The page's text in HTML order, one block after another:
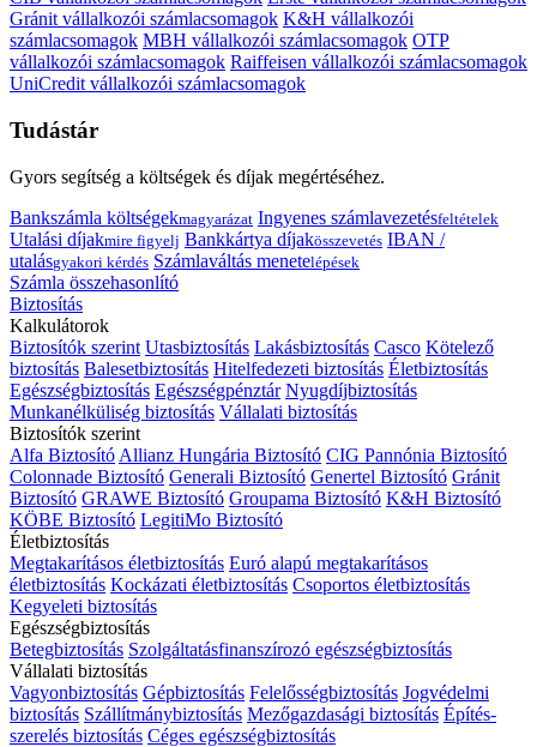
Gránit vállalkozói számlacsomagok K&H vállalkozói
számlacsomagok MBH vállalkozói számlacsomagok OTP
vállalkozói számlacsomagok Raiffeisen vállalkozói számlacsomagok
UniCredit vállalkozói számlacsomagok
Tudástár
Gyors segítség a költségek és díjak megértéséhez.
Bankszámla költségekmagyarázat Ingyenes számlavezetésfeltételek
Utalási díjakmire figyelj Bankkártya díjakösszevetés IBAN /
utalásgyakori kérdés Számlaváltás menetelépések
Számla összehasonlító
Biztosítás
Kalkulátorok
Biztosítók szerint Utasbiztosítás Lakásbiztosítás Casco Kötelező
biztosítás Balesetbiztosítás Hitelfedezeti biztosítás Életbiztosítás
Egészségbiztosítás Egészségpénztár Nyugdíjbiztosítás
Munkanélküliség biztosítás Vállalati biztosítás
Biztosítók szerint
Alfa Biztosító Allianz Hungária Biztosító CIG Pannónia Biztosító
Colonnade Biztosító Generali Biztosító Genertel Biztosító Gránit
Biztosító GRAWE Biztosító Groupama Biztosító K&H Biztosító
KÖBE Biztosító LegitiMo Biztosító
Életbiztosítás
Megtakarításos életbiztosítás Euró alapú megtakarításos
életbiztosítás Kockázati életbiztosítás Csoportos életbiztosítás
Kegyeleti biztosítás
Egészségbiztosítás
Betegbiztosítás Szolgáltatásfinanszírozó egészségbiztosítás
Vállalati biztosítás
Vagyonbiztosítás Gépbiztosítás Felelősségbiztosítás Jogvédelmi
biztosítás Szállítmánybiztosítás Mezőgazdasági biztosítás Építés-
szerelés biztosítás Céges egészségbiztosítás